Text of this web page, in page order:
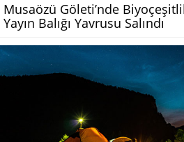
Musaözü Göleti’nde
Yayın Balığı Yavrusu Salındı